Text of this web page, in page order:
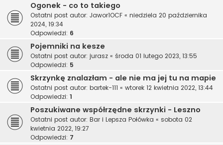
Ogonek - co to takiego
Ostatni post autor: Jawor1OCF « niedziela 20 października
2024, 19:34
Odpowiedzi: 6
Pojemniki na kesze
Ostatni post autor: jurasz « środa 01 lutego 2023, 13:55
Odpowiedzi: 5
Skrzynkę znalazłam - ale nie ma jej tu na mapie
Ostatni post autor: bartek-111 « wtorek 12 kwietnia 2022, 13:44
Odpowiedzi: 1
Poszukiwane współrzędne skrzynki - Leszno
Ostatni post autor: Bar i Lepsza Połówka « sobota 02
kwietnia 2022, 19:27
Odpowiedzi: 7